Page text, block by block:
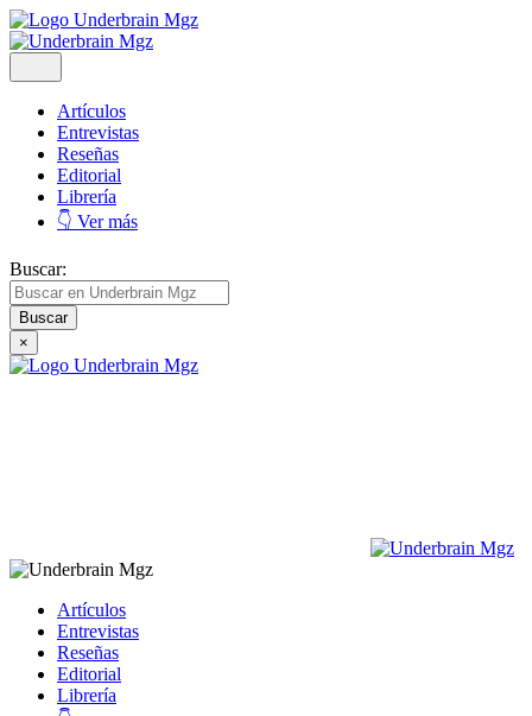
Artículos
Entrevistas
Reseñas
Editorial
Librería
👇 Ver más
Buscar:
×
Artículos
Entrevistas
Reseñas
Editorial
Librería